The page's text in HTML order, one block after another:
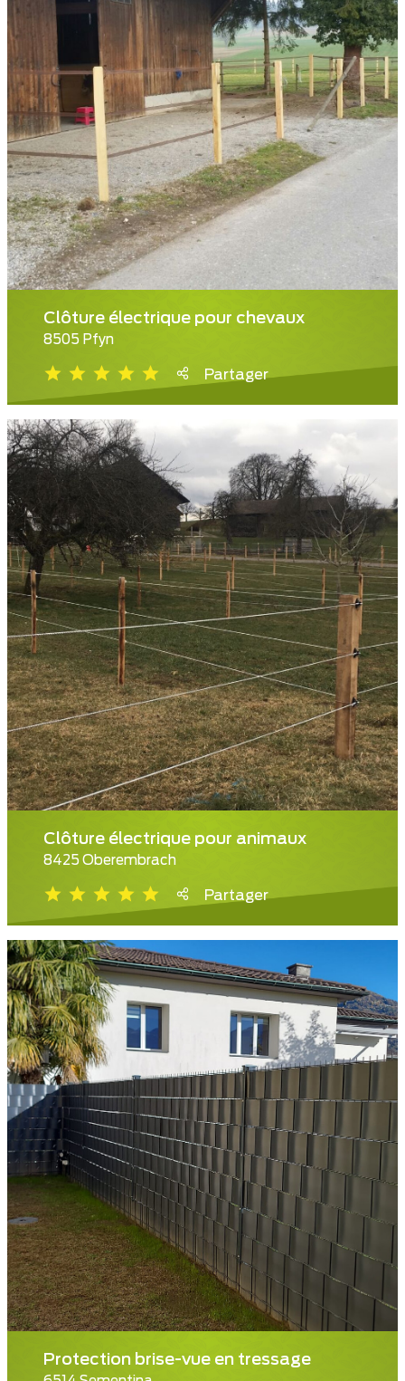
Clôture électrique pour chevaux
8505 Pfyn
Partager
Clôture électrique pour animaux
8425 Oberembrach
Partager
Protection brise-vue en tressage